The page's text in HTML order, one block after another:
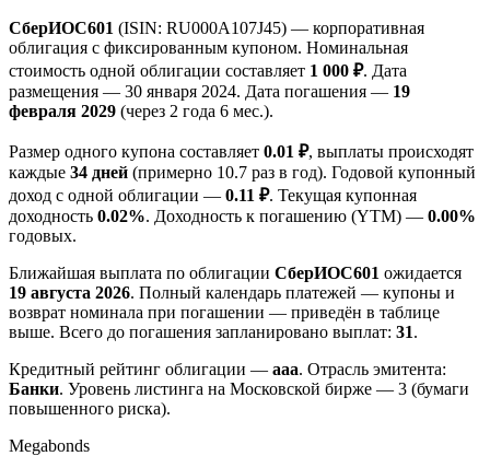
СберИОС601 (ISIN: RU000A107J45) — корпоративная
облигация с фиксированным купоном. Номинальная
стоимость одной облигации составляет 1 000 ₽. Дата
размещения — 30 января 2024. Дата погашения — 19
февраля 2029 (через 2 года 6 мес.).
Размер одного купона составляет 0.01 ₽, выплаты происходят
каждые 34 дней (примерно 10.7 раз в год). Годовой купонный
доход с одной облигации — 0.11 ₽. Текущая купонная
доходность 0.02%. Доходность к погашению (YTM) — 0.00%
годовых.
Ближайшая выплата по облигации СберИОС601 ожидается
19 августа 2026. Полный календарь платежей — купоны и
возврат номинала при погашении — приведён в таблице
выше. Всего до погашения запланировано выплат: 31.
Кредитный рейтинг облигации — aaa. Отрасль эмитента:
Банки. Уровень листинга на Московской бирже — 3 (бумаги
повышенного риска).
Megabonds